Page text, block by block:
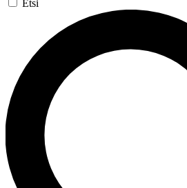
Etsi